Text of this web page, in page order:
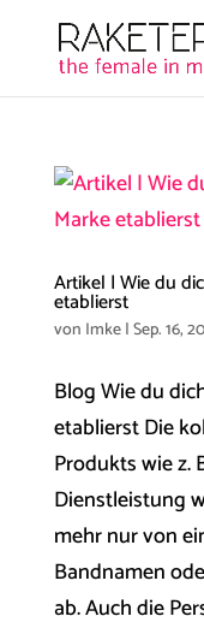
Artikel | Wie du
etablierst
von Imke|Sep. 16,
Blog Wie du
etablierst Die
Produkts wie z.
Dienstleistung
mehr nur von
Bandnamen
ab. Auch die